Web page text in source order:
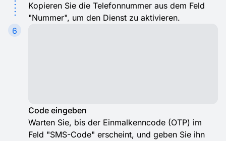
Kopieren Sie die Telefonnummer aus dem Feld
"Nummer", um den Dienst zu aktivieren.
6
Code eingeben
Warten Sie, bis der Einmalkenncode (OTP) im
Feld "SMS-Code" erscheint, und geben Sie ihn